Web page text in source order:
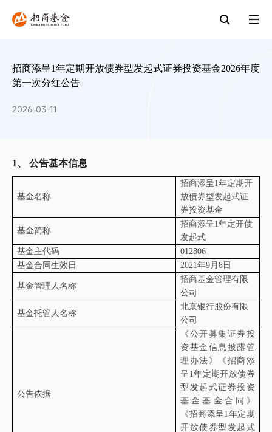
招商添呈1年定期开放债券型发起式证券投资基金2026年度
第一次分红公告
2026-03-11
1、 公告基本信息
基金名称
招商添呈1年定期开
放债券型发起式证
券投资基金
基金简称
招商添呈1年定开债
发起式
基金主代码
012806
基金合同生效日
2021年9月8 日
基金管理人名称
招商基金管理有限
公司
基金托管人名称
北京银行股份有限
公司
公告依据
《公开募集证券投
资基金信息披露管
理办法》《招商添
呈 1年定期开放债券
型发起式证券投资
基金基金合同》
《招商添呈1年定期
开放债券型发起式